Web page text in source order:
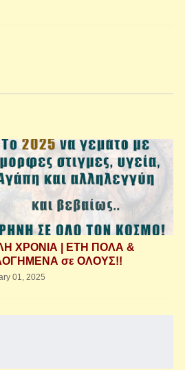
ΧΡΟΝΙΑ | ΕΤΗ ΠΟΛΑ &
σε ΟΛΟΥΣ!!
01, 2025